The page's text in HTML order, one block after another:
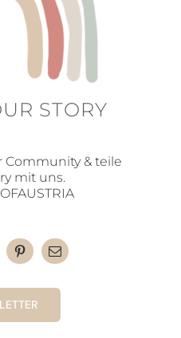
STORY
Community & teile
mit uns.